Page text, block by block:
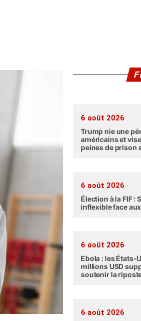
6 août 2026
Trump nie une
américains et
peines de prison
6 août 2026
Élection à la FIF :
inflexible face
6 août 2026
Ebola : les États-
millions USD
soutenir la
6 août 2026